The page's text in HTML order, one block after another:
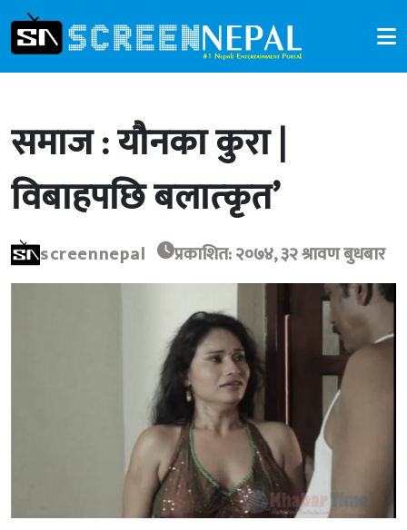
समाज : यौनका कुरा |
विबाहपछि बलात्‍कृत’
screennepal प्रकाशित: २०७४, ३२ श्रावण बुधबार